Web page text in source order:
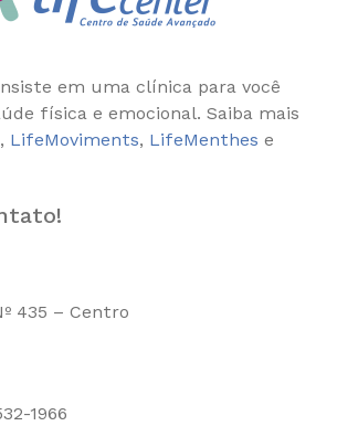
em uma clínica para você
física e emocional. Saiba mais
, LifeMoviments, LifeMenthes e
435 – Centro
1966